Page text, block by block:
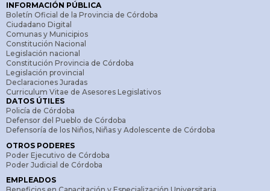
INFORMACIÓN PÚBLICA
Boletín Oficial de la Provincia de Córdoba
Ciudadano Digital
Comunas y Municipios
Constitución Nacional
Legislación nacional
Constitución Provincia de Córdoba
Legislación provincial
Declaraciones Juradas
Curriculum Vitae de Asesores Legislativos
DATOS ÚTILES
Policía de Córdoba
Defensor del Pueblo de Córdoba
Defensoría de los Niños, Niñas y Adolescente de Córdoba
OTROS PODERES
Poder Ejecutivo de Córdoba
Poder Judicial de Córdoba
EMPLEADOS